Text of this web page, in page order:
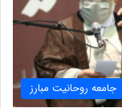
جامعه روحانیت مبارز